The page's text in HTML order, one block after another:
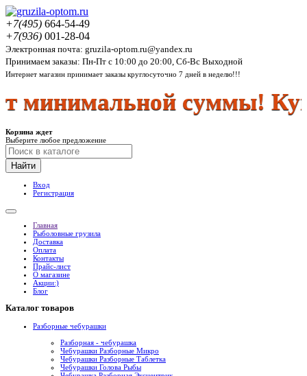
+7(495) 664-54-49
+7(936) 001-28-04
Электронная почта: gruzila-optom.ru@yandex.ru
Принимаем заказы: Пн-Пт с 10:00 до 20:00, Сб-Вс Выходной
Интернет магазин принимает заказы круглосуточно 7 дней в неделю!!!
суммы!
Корзина ждет
Выберите любое предложение
Найти
Вход
Регистрация
Главная
Рыболовные грузила
Доставка
Оплата
Контакты
Прайс-лист
О магазине
Акции:)
Блог
Каталог товаров
Разборные чебурашки
Разборная - чебурашка
Чебурашки Разборные Микро
Чебурашки Разборные Таблетка
Чебурашки Голова Рыбы